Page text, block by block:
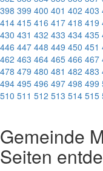
398 399 400 401 402 403
414 415 416 417 418 419
430 431 432 433 434 435
446 447 448 449 450 451
462 463 464 465 466 467
478 479 480 481 482 483
494 495 496 497 498 499
510 511 512 513 514 515
Gemeinde
Seiten